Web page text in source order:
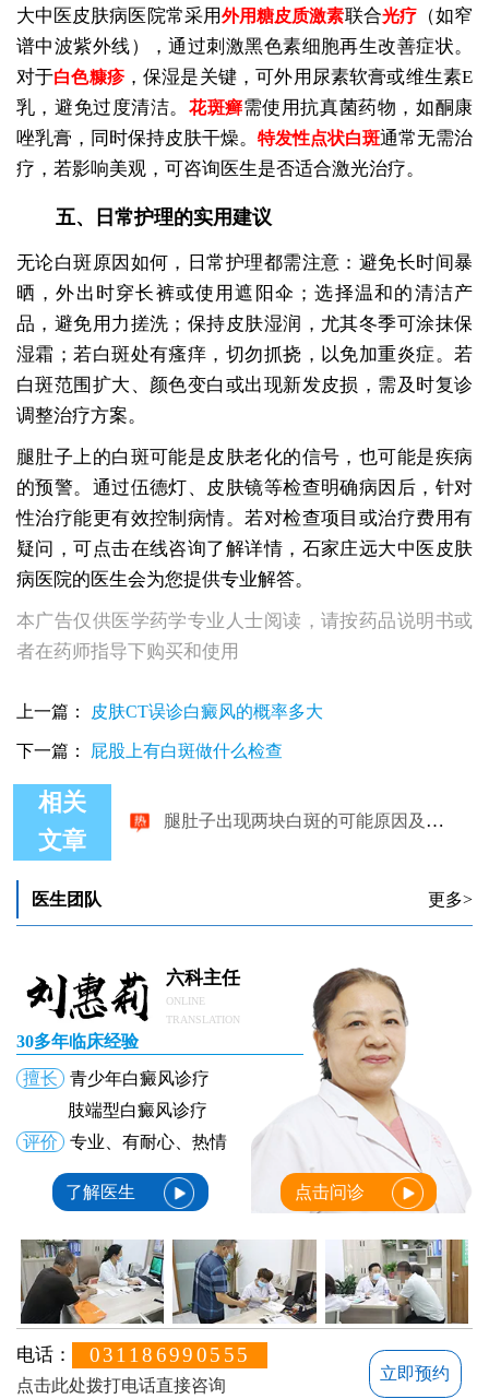
大中医皮肤病医院常采用外用糖皮质激素联合光疗（如窄
谱中波紫外线），通过刺激黑色素细胞再生改善症状。
对于白色糠疹，保湿是关键，可外用尿素软膏或维生素E
乳，避免过度清洁。花斑癣需使用抗真菌药物，如酮康
唑乳膏，同时保持皮肤干燥。 特发性点状白斑通常无需治
疗，若影响美观，可咨询医生是否适合激光治疗。
五、日常护理的实用建议
无论白斑原因如何，日常护理都需注意：避免长时间暴
晒，外出时穿长裤或使用遮阳伞；选择温和的清洁产
品，避免用力搓洗；保持皮肤湿润，尤其冬季可涂抹保
湿霜；若白斑处有瘙痒，切勿抓挠，以免加重炎症。若
白斑范围扩大、颜色变白或出现新发皮损，需及时复诊
调整治疗方案。
腿肚子上的白斑可能是皮肤老化的信号，也可能是疾病
的预警。通过伍德灯、皮肤镜等检查明确病因后，针对
性治疗能更有效控制病情。若对检查项目或治疗费用有
疑问，可点击在线咨询了解详情，石家庄远大中医皮肤
病医院的医生会为您提供专业解答。
本广告仅供医学药学专业人士阅读，请按药品说明书或
者在药师指导下购买和使用
上一篇： 皮肤CT误诊白癜风的概率多大
下一篇： 屁股上有白斑做什么检查
相关
文章
医生团队 更多>
六科主任
ONLINE
TRANSLATION
30多年临床经验
擅长
青少年白癜风诊疗
肢端型白癜风诊疗
评价
专业、有耐心、热情
了解医生 点击问诊
电话： 031186990555
点击此处拨打电话直接咨询
立即预约